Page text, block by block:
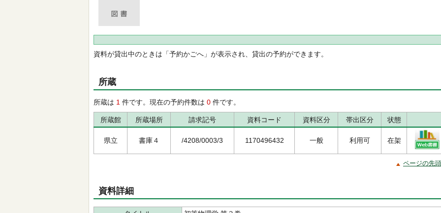
資料が貸出中のときは「予約かごへ」が表示され、貸出の予約ができます。
所蔵
所蔵は 1 件です。現在の予約件数は 0 件です。
所蔵館 所蔵場所 請求記号 資料コード 資料区分 帯出区分 状態
県立 書庫４ /4208/0003/3 1170496432 一般 利用可 在架
ページの先
資料詳細